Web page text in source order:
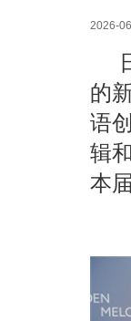
2026-
的
语
辑
本